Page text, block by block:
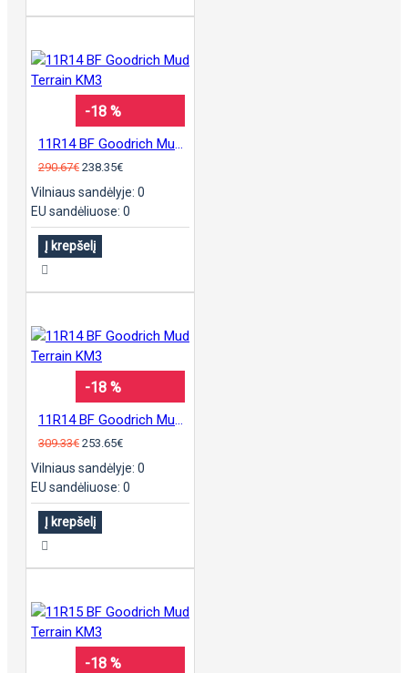
-18 %
290.67€ 238.35€
Vilniaus sandėlyje: 0
EU sandėliuose: 0
Į krepšelį
-18 %
309.33€ 253.65€
Vilniaus sandėlyje: 0
EU sandėliuose: 0
Į krepšelį
-18 %